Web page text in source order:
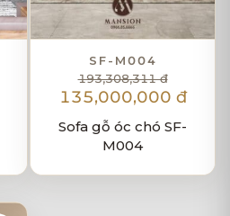
SF-M004
193,308,311 đ
135,000,000 đ
Sofa gỗ óc chó SF-
M004